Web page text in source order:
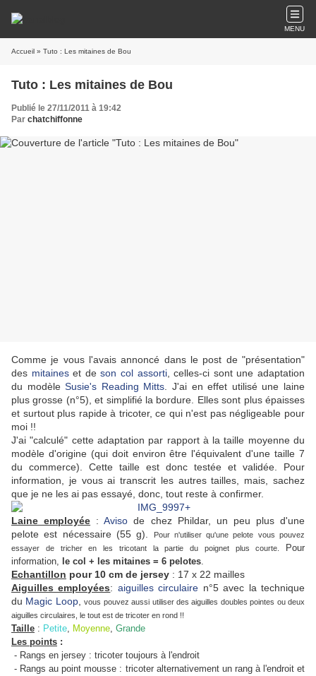
MENU
Accueil » Tuto : Les mitaines de Bou
Tuto : Les mitaines de Bou
Publié le 27/11/2011 à 19:42
Par chatchiffonne
Comme je vous l'avais annoncé dans le post de "présentation"
des mitaineset deson col assorti, celles-ci sont une adaptation
du modèleSusie's Reading Mitts . J'ai en effet utilisé une laine
plus grosse (n°5), et simplifié la bordure. Elles sont plus épaisses
et surtout plus rapide à tricoter, ce qui n'est pas négligeable pour
moi !!
J'ai "calculé" cette adaptation par rapport à la taille moyenne du
modèle d'origine (qui doit environ être l'équivalent d'une taille 7
du commerce). Cette taille est donc testée et validée. Pour
information, je vous ai transcrit les autres tailles, mais, sachez
que je ne les ai pas essayé, donc, tout reste à confirmer.
Laine employée :Aviso de chez Phildar, un peu plus d'une
pelote est nécessaire (55 g).
Pour n'utiliser qu'une pelote vous pouvez
essayer de tricher en les tricotant la partie du poignet plus courte.
Pour
information, le col + les mitaines = 6 pelotes.
Echantillon pour 10 cm de jersey : 17 x 22 mailles
Aiguilles employées: aiguilles circulaire n°5 avec la technique
du Magic Loop,vous pouvez aussi utiliser des aiguilles doubles pointes ou deux
aiguilles circulaires, le tout est de tricoter en rond !!
Taille : Petite, Moyenne, Grande
Les points :
- Rangs en jersey : tricoter toujours à l'endroit
- Rangs au point mousse : tricoter alternativement un rang à l'endroit et